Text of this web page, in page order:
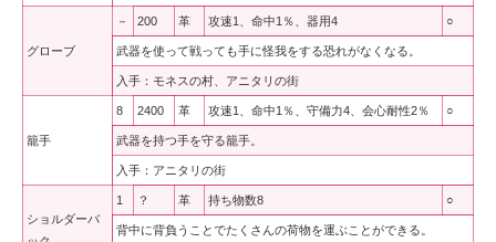
グローブ
－ 200 革 攻速1、命中1％、器用4 ○
武器を使って戦っても手に怪我をする恐れがなくなる。
入手：モネスの村、アニタリの街
籠手
8 2400 革 攻速1、命中1％、守備力4、会心耐性2％ ○
武器を持つ手を守る籠手。
入手：アニタリの街
ショルダーバ
1 ？ 革 持ち物数8 ○
背中に背負うことでたくさんの荷物を運ぶことができる。